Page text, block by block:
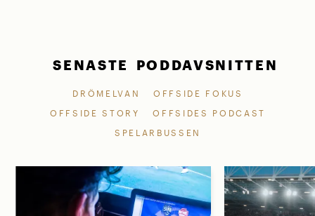
SENASTE PODDAVSNITTEN
DRÖMELVAN
OFFSIDE FOKUS
OFFSIDE STORY
OFFSIDES PODCAST
SPELARBUSSEN